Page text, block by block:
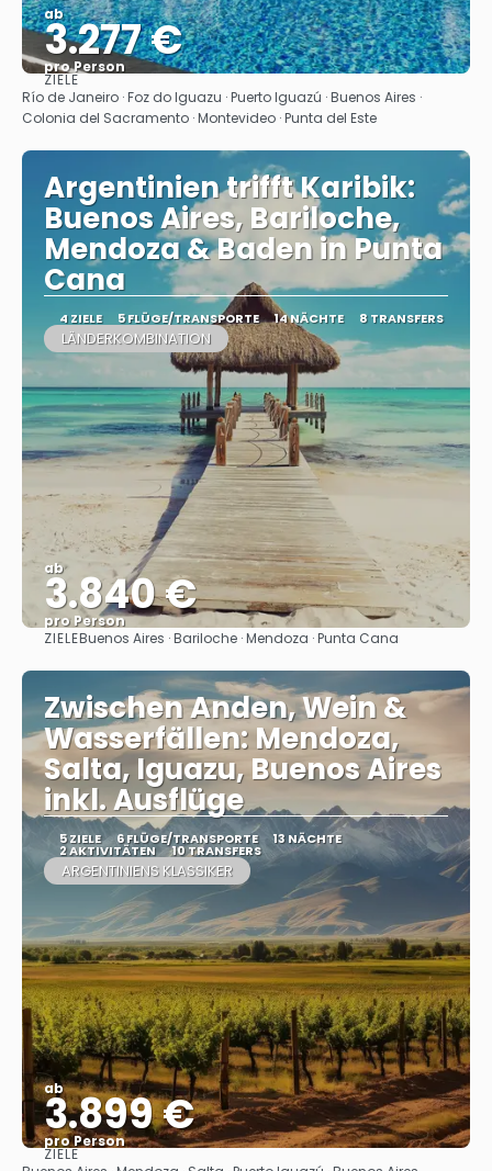
ab
3.277 €
pro Person
Sehen
ZIELE
Río de Janeiro · Foz do Iguazu · Puerto Iguazú · Buenos Aires ·
Colonia del Sacramento · Montevideo · Punta del Este
Argentinien trifft Karibik:
Buenos Aires, Bariloche,
Mendoza & Baden in Punta
Cana
4 ZIELE 5 FLÜGE/TRANSPORTE 14 NÄCHTE 8 TRANSFERS
LÄNDERKOMBINATION
ab
3.840 €
pro Person
Sehen
ZIELEBuenos Aires · Bariloche · Mendoza · Punta Cana
Zwischen Anden, Wein &
Wasserfällen: Mendoza,
Salta, Iguazu, Buenos Aires
inkl. Ausflüge
5 ZIELE 6 FLÜGE/TRANSPORTE 13 NÄCHTE
2 AKTIVITÄTEN 10 TRANSFERS
ARGENTINIENS KLASSIKER
ab
3.899 €
pro Person
ZIELE